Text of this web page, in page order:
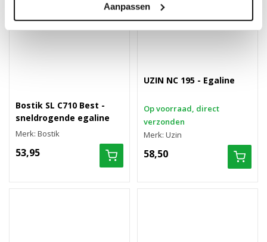
Aanpassen
Bostik SL C710 Best -
sneldrogende egaline
Merk: Bostik
53,95
UZIN NC 195 - Egaline
Op voorraad, direct
verzonden
Merk: Uzin
58,50